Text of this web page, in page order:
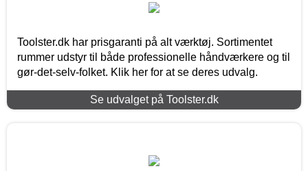
Toolster.dk har prisgaranti på alt værktøj. Sortimentet
rummer udstyr til både professionelle håndværkere og til
gør-det-selv-folket. Klik her for at se deres udvalg.
Se udvalget på Toolster.dk